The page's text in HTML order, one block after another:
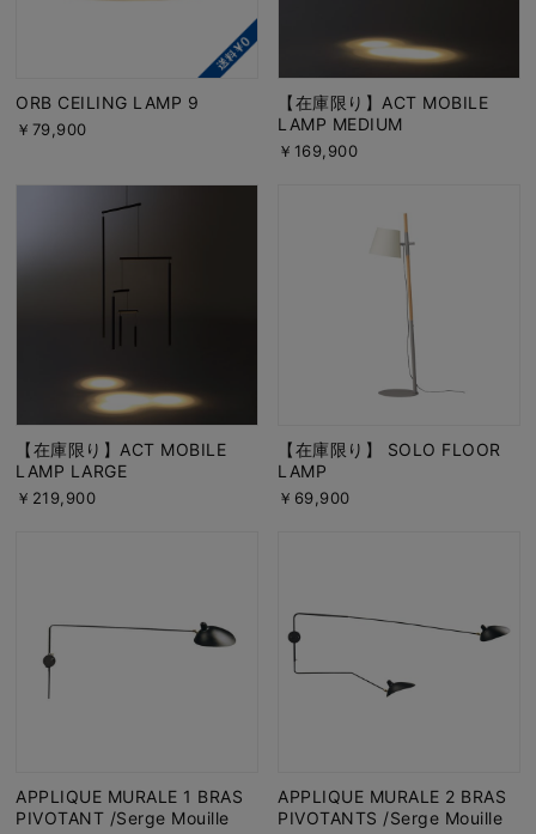
ORB CEILING LAMP 9
￥79,900
【在庫限り】ACT MOBILE
LAMP MEDIUM
￥169,900
【在庫限り】ACT MOBILE
LAMP LARGE
￥219,900
【在庫限り】 SOLO FLOOR
LAMP
￥69,900
APPLIQUE MURALE 1 BRAS
PIVOTANT /Serge Mouille
APPLIQUE MURALE 2 BRAS
PIVOTANTS /Serge Mouille